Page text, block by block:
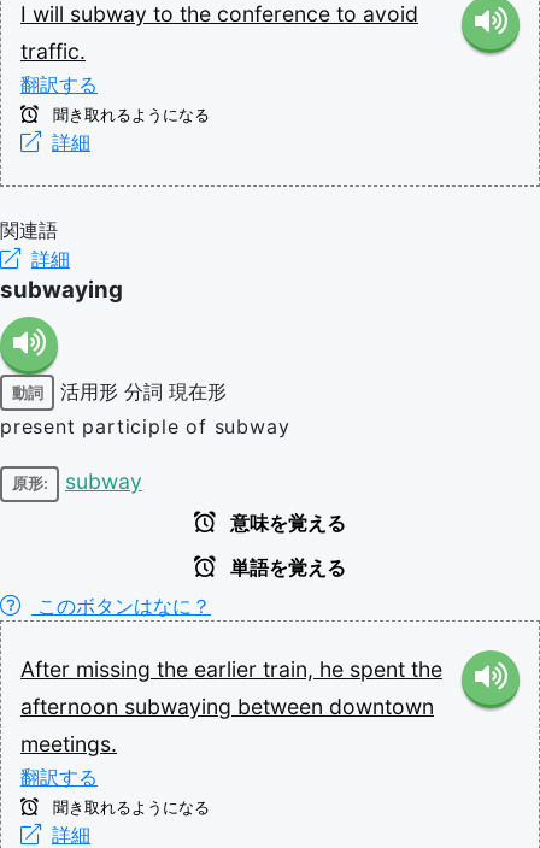
I will subway to the conference to avoid
traffic.
翻訳する
聞き取れるようになる
詳細
関連語
詳細
subwaying
動詞 活用形 分詞 現在形
present participle of subway
原形: subway
意味を覚える
単語を覚える
このボタンはなに？
After missing the earlier train, he spent the
afternoon subwaying between downtown
meetings.
翻訳する
聞き取れるようになる
詳細